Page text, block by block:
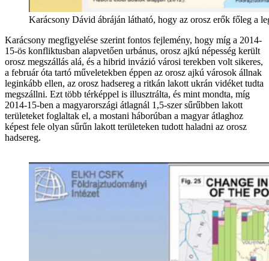
Karácsony Dávid ábráján látható, hogy az orosz erők főleg a
Karácsony megfigyelése szerint fontos fejlemény, hogy míg a 2014-
15-ös konfliktusban alapvetően urbánus, orosz ajkú népesség került
orosz megszállás alá, és a hibrid invázió városi terekben volt sikeres,
a február óta tartó műveletekben éppen az orosz ajkú városok állnak
leginkább ellen, az orosz hadsereg a ritkán lakott ukrán vidéket tudta
megszállni. Ezt több térképpel is illusztrálta, és mint mondta, míg
2014-15-ben a magyarországi átlagnál 1,5-szer sűrűbben lakott
területeket foglaltak el, a mostani háborúban a magyar átlaghoz
képest fele olyan sűrűn lakott területeken tudott haladni az orosz
hadsereg.